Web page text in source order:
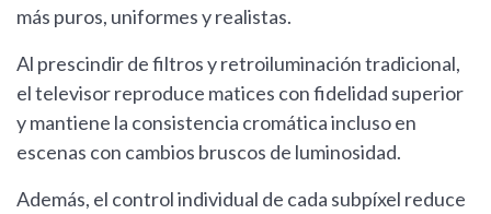
más puros, uniformes y realistas.
Al prescindir de filtros y retroiluminación tradicional,
el televisor reproduce matices con fidelidad superior
y mantiene la consistencia cromática incluso en
escenas con cambios bruscos de luminosidad.
Además, el control individual de cada subpíxel reduce